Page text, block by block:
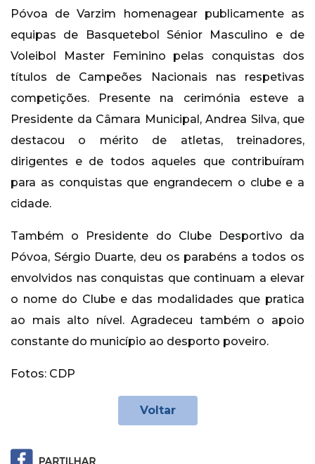
Póvoa de Varzim homenagear publicamente as
equipas de Basquetebol Sénior Masculino e de
Voleibol Master Feminino pelas conquistas dos
títulos de Campeões Nacionais nas respetivas
competições. Presente na cerimónia esteve a
Presidente da Câmara Municipal, Andrea Silva, que
destacou o mérito de atletas, treinadores,
dirigentes e de todos aqueles que contribuíram
para as conquistas que engrandecem o clube e a
cidade.
Também o Presidente do Clube Desportivo da
Póvoa, Sérgio Duarte, deu os parabéns a todos os
envolvidos nas conquistas que continuam a elevar
o nome do Clube e das modalidades que pratica
ao mais alto nível. Agradeceu também o apoio
constante do município ao desporto poveiro.
Fotos: CDP
Voltar